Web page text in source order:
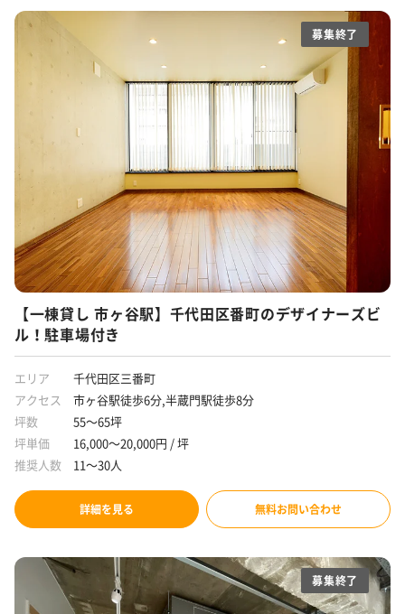
募集終了
【一棟貸し 市ヶ谷駅】千代田区番町のデザイナーズビ
ル！駐車場付き
エリア
千代田区三番町
アクセス
市ヶ谷駅徒歩6分,半蔵門駅徒歩8分
坪数
55～65坪
坪単価
16,000～20,000円 / 坪
推奨人数
11～30人
詳細を見る 無料お問い合わせ
募集終了